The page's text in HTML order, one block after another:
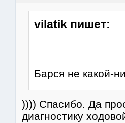
vilatik пишет:
Барся не какой-
)))) Спасибо. Да
диагностику